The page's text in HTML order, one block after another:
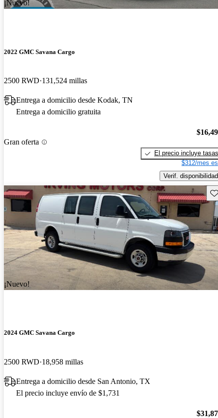
¡Nuevo!
2022 GMC Savana Cargo
2500 RWD 131,524 millas
Entrega a domicilio desde Kodak, TN
Entrega a domicilio gratuita
Gran oferta
El precio incluye tasas
$312/mes
Verif. disponibilidad
¡Nuevo!
2024 GMC Savana Cargo
2500 RWD 18,958 millas
Entrega a domicilio desde San Antonio, TX
El precio incluye envío de $1,731